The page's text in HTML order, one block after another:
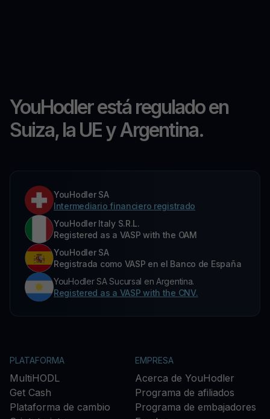
YouHodler está regulado en
Suiza, la UE y Argentina.
YouHodler SA
Intermediario financiero registrado
YouHodler Italy S.R.L.
Registered as a VASP with the OAM
YouHodler SA
Registrada como VASP en el Banco de España
YouHodler SA Sucursal en Argentina.
Registered as a VASP with the CNV.
PLATAFORMA
MultiHODL
Get Cash
Plataforma de cambio
EMPRESA
Acerca de YouHodler
Programa de afiliados
Programa de embajadores